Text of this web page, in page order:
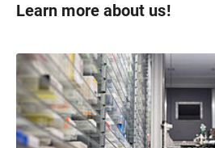
Learn more about us!